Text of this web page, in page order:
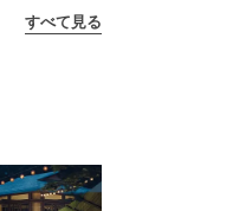
菜は栄養
すべて見る